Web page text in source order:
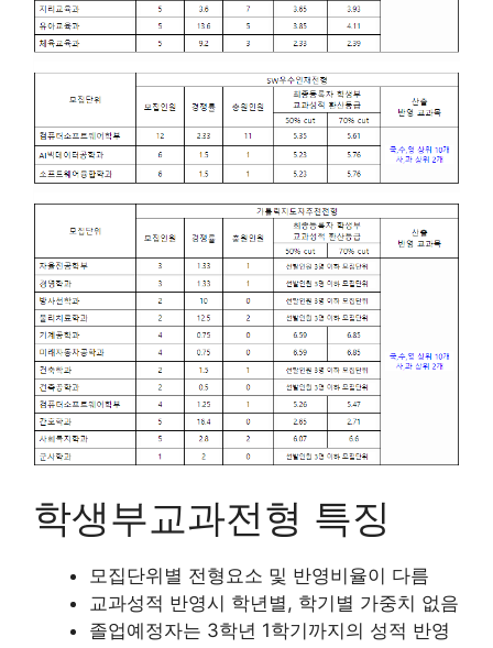
학생부교과전형 특징
모집단위별 전형요소 및 반영비율이 다름
교과성적 반영시 학년별, 학기별 가중치 없음
졸업예정자는 3학년 1학기까지의 성적 반영